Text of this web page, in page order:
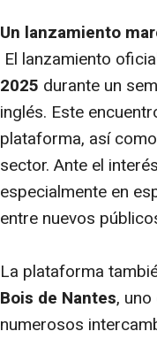
Un lanzamiento
El lanzamiento
2025 durante un
inglés. Este
plataforma, así
sector. Ante el
especialmente en
entre nuevos
La plataforma
Bois de Nantes,
numerosos